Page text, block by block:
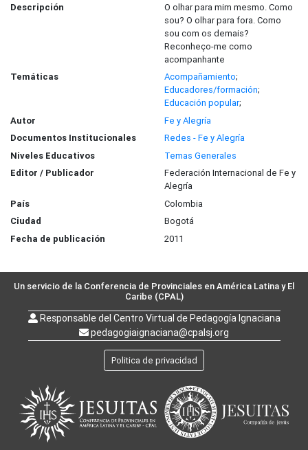
Descripción
O olhar para mim mesmo. Como
sou? O olhar para fora. Como
sou com os demais?
Reconheço-me como
acompanhante
Temáticas
Acompañamiento;
Educadores/formación;
Educación popular;
Autor
Fe y Alegría
Documentos Institucionales
Redes - Fe y Alegría
Niveles Educativos
Temas Generales
Editor / Publicador
Federación Internacional de Fe y
Alegría
País
Colombia
Ciudad
Bogotá
Fecha de publicación
2011
Un servicio de la Conferencia de Provinciales en América Latina y El
Caribe (CPAL)
Responsable del Centro Virtual de Pedagogía Ignaciana
pedagogiaignaciana@cpalsj.org
Politica de privacidad